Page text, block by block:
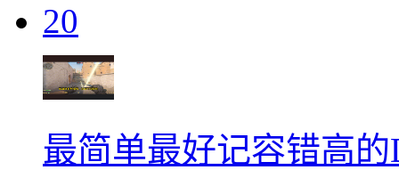
20
最简单最好记容错高